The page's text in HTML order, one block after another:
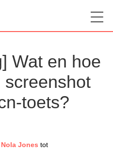
Wat en hoe
screenshot
toets?
Nola Jones tot